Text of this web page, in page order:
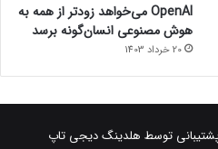
OpenAI می‌خواهد زودتر از همه به
هوش مصنوعی انسان‌گونه برسد
20 خرداد 1403
توسط هلدینگ دیجی تاپ